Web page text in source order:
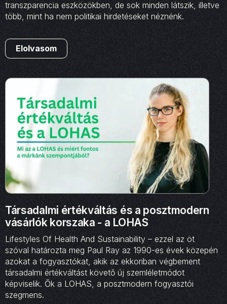
transzparencia eszközökben, de sok minden látszik, illetve
több, mint ha nem politikai hirdetéseket néznénk.
Elolvasom
Társadalmi értékváltás és a posztmodern
vásárlók korszaka - a LOHAS
Lifestyles Of Health And Sustainability – ezzel az öt
szóval határozta meg Paul Ray az 1990-es évek közepén
azokat a fogyasztókat, akik az ekkoriban végbement
társadalmi értékváltást követő új szemléletmódot
képviselik. Ők a LOHAS, a posztmodern fogyasztói
szegmens.